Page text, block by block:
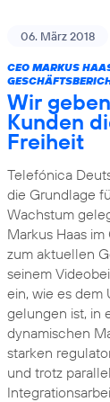
06. März 2018
CEO MARKUS
Wir
Kunden
Freiheit
Telefónica
die Grundlage
Wachstum
Markus Haas
zum aktuellen
seinem
ein, wie es dem
gelungen ist, in
dynamischen
starken
und trotz